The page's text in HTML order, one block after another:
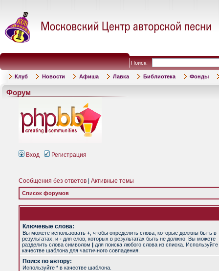
Поиск:
Клуб Новости Афиша Лавка Библиотека Фонды
Форум
Вход Регистрация
Сообщения без ответов Активные темы
Список форумов
Ключевые слова:
Вы можете использовать + , чтобы определить слова, которые должны быть в
результатах, и - для слов, которых в результатах быть не должно. Вы можете
разделить слова символом | для поиска любого слова из списка. Используйте
качестве шаблона для частичного совпадения.
Поиск по автору:
Используйте * в качестве шаблона.